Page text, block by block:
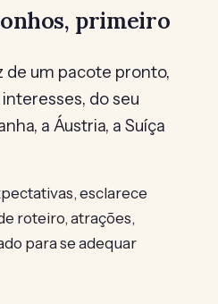
primeiro
de um pacote pronto,
do seu
a Áustria, a Suíça
esclarece
roteiro, atrações,
para se adequar